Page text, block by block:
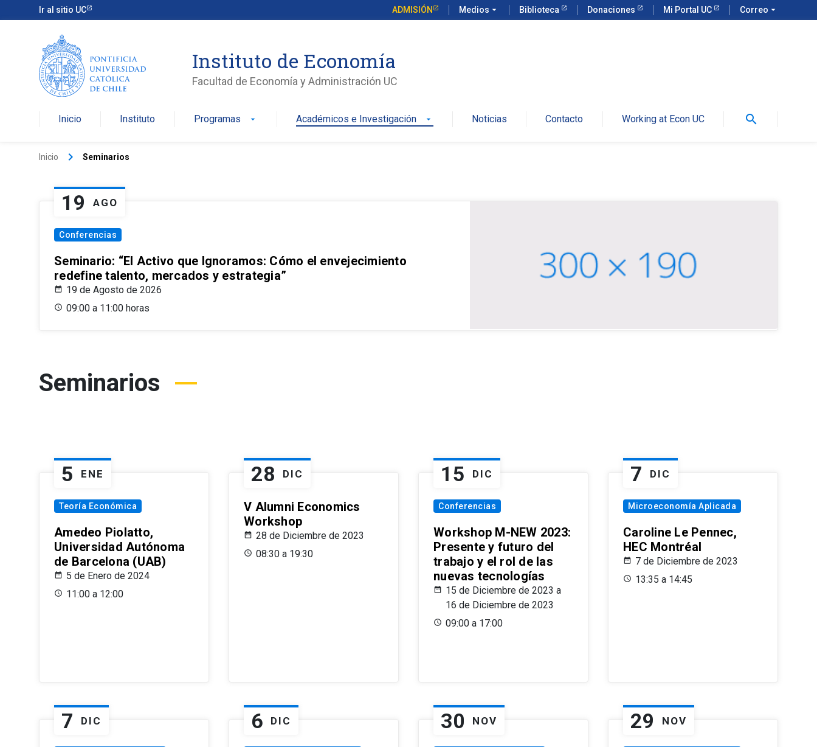
Ir al sitio UC ADMISIÓN Medios arrow_drop_down Biblioteca Donaciones Mi Portal UC Correo arrow_drop_down
Instituto de Economía
Facultad de Economía y Administración UC
Inicio Instituto Programas arrow_drop_down Académicos e Investigación arrow_drop_down Noticias Contacto Working at Econ UC search
Inicio keyboard_arrow_right Seminarios
19 AGO
Conferencias
Seminario: “El Activo que Ignoramos: Cómo el envejecimiento
redefine talento, mercados y estrategia”
19 de Agosto de 2026
09:00 a 11:00 horas
Seminarios
5 ENE
Teoría Económica
Amedeo Piolatto,
Universidad Autónoma
de Barcelona (UAB)
5 de Enero de 2024
11:00 a 12:00
28 DIC
V Alumni Economics
Workshop
28 de Diciembre de 2023
08:30 a 19:30
15 DIC
Conferencias
Workshop M-NEW 2023:
Presente y futuro del
trabajo y el rol de las
nuevas tecnologías
15 de Diciembre de 2023 a
16 de Diciembre de 2023
09:00 a 17:00
7 DIC
Microeconomía Aplicada
Caroline Le Pennec,
HEC Montréal
7 de Diciembre de 2023
13:35 a 14:45
7 DIC 6 DIC 30 NOV 29 NOV